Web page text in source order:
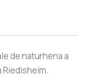
de naturhena a
Riedisheim.